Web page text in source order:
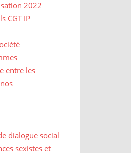
2022
CGT IP
entre les
dialogue social
sexistes et